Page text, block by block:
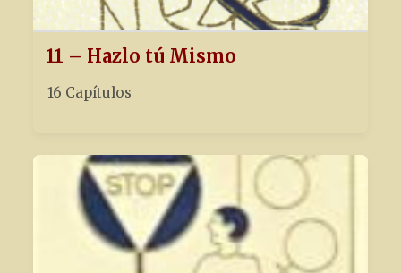
11 – Hazlo tú Mismo
16 Capítulos